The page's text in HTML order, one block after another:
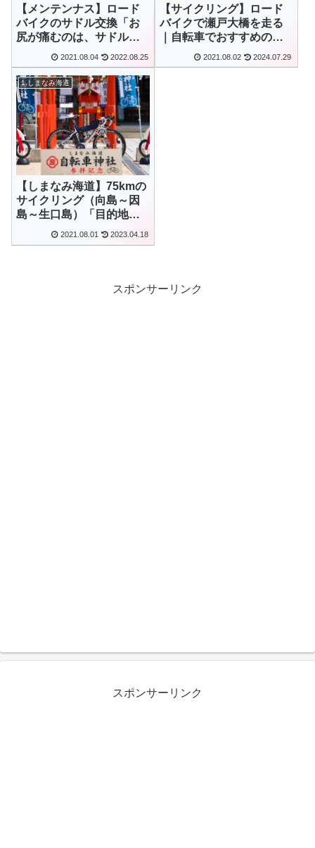
【メンテンナス】ロード
バイクのサドル交換「お
尻が痛むのは、サドル本
体orポジションが合って
ない証拠」
2021.08.04 2022.08.25
【サイクリング】ロード
バイクで瀬戸大橋を走る
｜自転車でおすすめの観
光スポット
2021.08.02 2024.07.29
1.しまなみ海道
【しまなみ海道】75kmの
サイクリング（向島～因
島～生口島）「目的地は
自転車神社」(広島県尾道
市)
2021.08.01 2023.04.18
スポンサーリンク
スポンサーリンク